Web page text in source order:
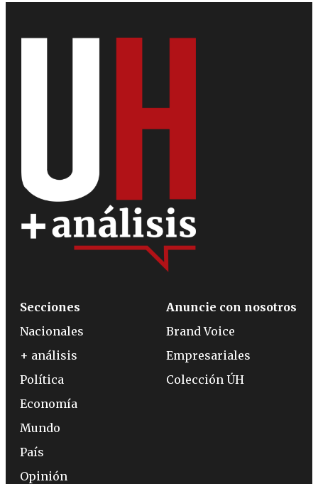
Secciones
Nacionales
+ análisis
Política
Economía
Mundo
País
Opinión
Anuncie con nosotros
Brand Voice
Empresariales
Colección ÚH